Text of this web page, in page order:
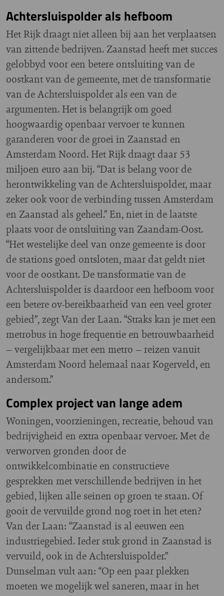
Achtersluispolder als hefboom
Het Rijk draagt niet alleen bij aan het verplaatsen
van zittende bedrijven. Zaanstad heeft met succes
gelobbyd voor een betere ontsluiting van de
oostkant van de gemeente, met de transformatie
van de Achtersluispolder als een van de
argumenten. Het is belangrijk om goed
hoogwaardig openbaar vervoer te kunnen
garanderen voor de groei in Zaanstad en
Amsterdam Noord. Het Rijk draagt daar 53
miljoen euro aan bij. “Dat is belang voor de
herontwikkeling van de Achtersluispolder, maar
zeker ook voor de verbinding tussen Amsterdam
en Zaanstad als geheel.” En, niet in de laatste
plaats voor de ontsluiting van Zaandam-Oost.
“Het westelijke deel van onze gemeente is door
de stations goed ontsloten, maar dat geldt niet
voor de oostkant. De transformatie van de
Achtersluispolder is daardoor een hefboom voor
een betere ov-bereikbaarheid van een veel groter
gebied”, zegt Van der Laan. “Straks kan je met een
metrobus in hoge frequentie en betrouwbaarheid
– vergelijkbaar met een metro – reizen vanuit
Amsterdam Noord helemaal naar Kogerveld, en
andersom.”
Complex project van lange adem
Woningen, voorzieningen, recreatie, behoud van
bedrijvigheid en extra openbaar vervoer. Met de
verworven gronden door de
ontwikkelcombinatie en constructieve
gesprekken met verschillende bedrijven in het
gebied, lijken alle seinen op groen te staan. Of
gooit de vervuilde grond nog roet in het eten?
Van der Laan: “Zaanstad is al eeuwen een
industriegebied. Ieder stuk grond in Zaanstad is
vervuild, ook in de Achtersluispolder.”
Dunselman vult aan: “Op een paar plekken
moeten we mogelijk wel saneren, maar in het